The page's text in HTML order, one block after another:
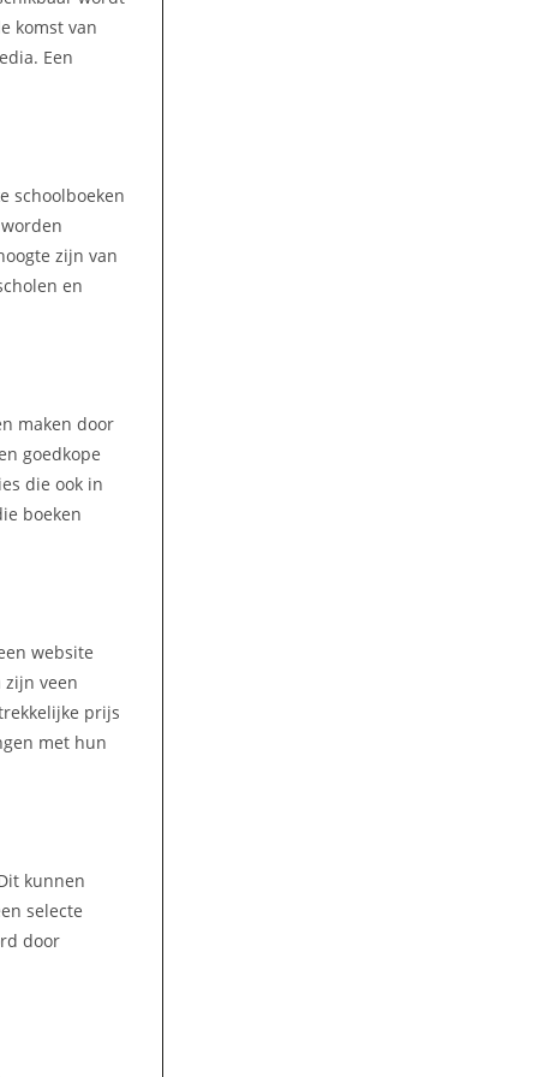
komst van
Een
schoolboeken
zijn van
en
maken door
goedkope
die ook in
boeken
website
veen
prijs
met hun
kunnen
selecte
door